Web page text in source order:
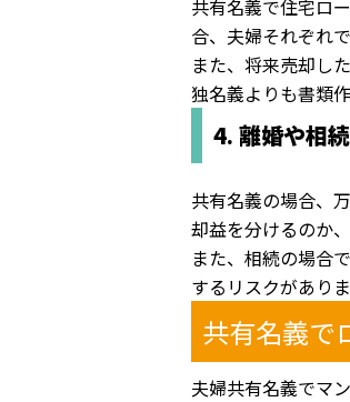
共有名義で住宅ロ
合、夫婦それぞれ
また、将来売却し
独名義よりも書類
4. 離婚や相
共有名義の場合、
却益を分けるのか
また、相続の場合
するリスクがありま
共有名義で
夫婦共有名義でマ